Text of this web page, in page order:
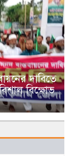
দাবিতে
বিক্ষোভ